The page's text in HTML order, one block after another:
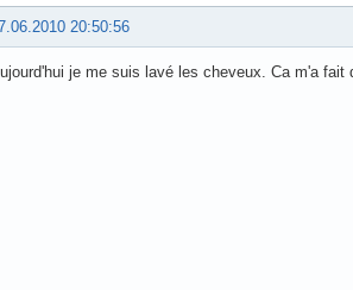
20:50:56
je me suis lavé les cheveux. Ca m'a fait